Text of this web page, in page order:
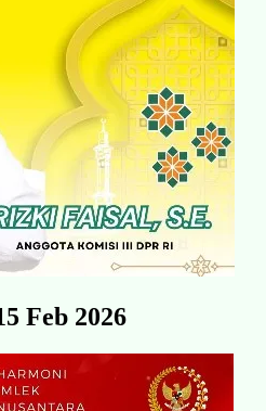
Feb 2026